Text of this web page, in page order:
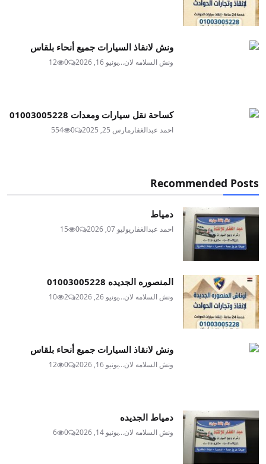
ونش لانقاذ السيارات جميع أنحاء بلقاس
ونش السلامه لان...يونيو 16, 2026 0
12
كساحة نقل سيارات ومعدات 01003005228
احمد عبدالغفارمارس 25, 2025 0
554
Recommended Posts
دمياط
احمد عبدالغفاريوليو 07, 2026 0
15
المنصوره الجديده 01003005228
ونش السلامه لان...يونيو 26, 2026 2
10
ونش لانقاذ السيارات جميع أنحاء بلقاس
ونش السلامه لان...يونيو 16, 2026 0
12
دمياط الجديده
ونش السلامه لان...يونيو 14, 2026 0
6